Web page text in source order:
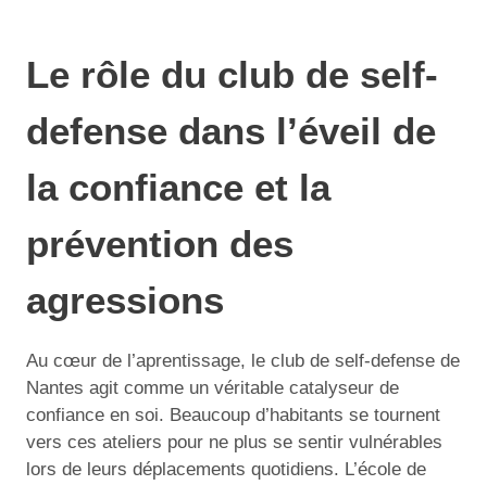
Le rôle du club de self-
defense dans l’éveil de
la confiance et la
prévention des
agressions
Au cœur de l’aprentissage, le club de self-defense de
Nantes agit comme un véritable catalyseur de
confiance en soi. Beaucoup d’habitants se tournent
vers ces ateliers pour ne plus se sentir vulnérables
lors de leurs déplacements quotidiens. L’école de